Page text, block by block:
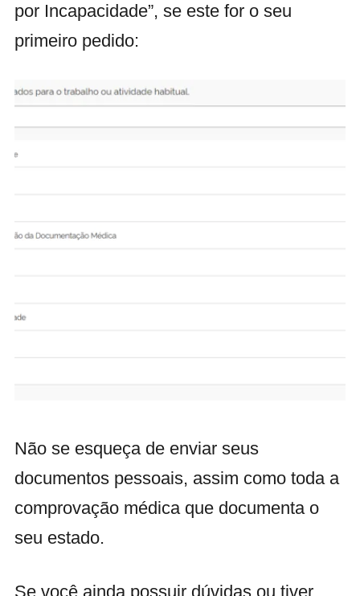
por Incapacidade”, se este for o seu
primeiro pedido:
Não se esqueça de enviar seus
documentos pessoais, assim como toda a
comprovação médica que documenta o
seu estado.
Se você ainda possuir dúvidas ou tiver